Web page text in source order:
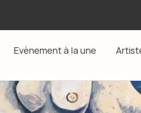
Evènement à la une